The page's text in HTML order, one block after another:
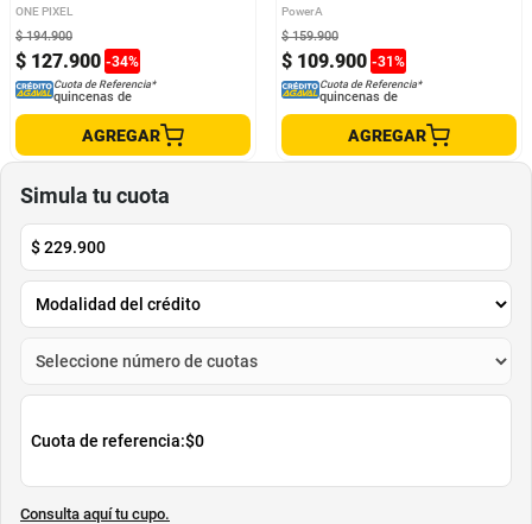
ONE PIXEL
$ 127.900 -34%
$ 194.900
Cuota de Referencia*
quincenas de
AGREGAR
PowerA
$ 109.900 -31%
$ 159.900
Cuota de Referencia*
quincenas de
AGREGAR
Simula tu cuota
$229.900
Cuota de referencia:$0
Consulta aquí tu cupo.